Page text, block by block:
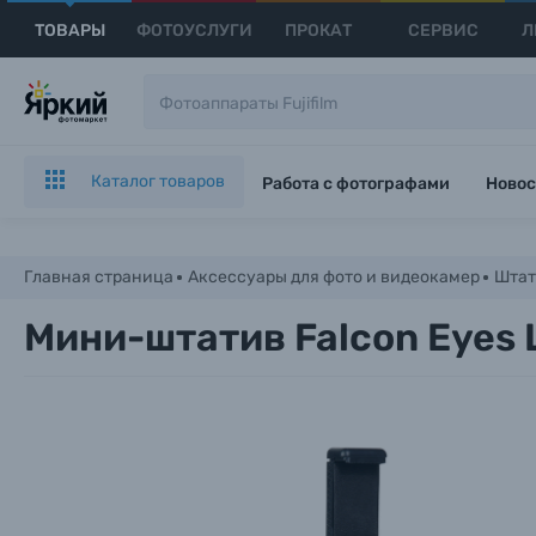
ТОВАРЫ ФОТОУСЛУГИ ПРОКАТ СЕРВИС
Каталог товаров Работа с фотографами
Главная страница Аксессуары для фото и видеокамер
Мини-штатив Falcon Eyes